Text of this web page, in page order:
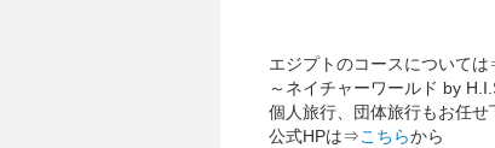
エジプトのコースについて
～ネイチャーワールド by
個人旅行、団体旅行もお任せ
公式HPは⇒こちらから